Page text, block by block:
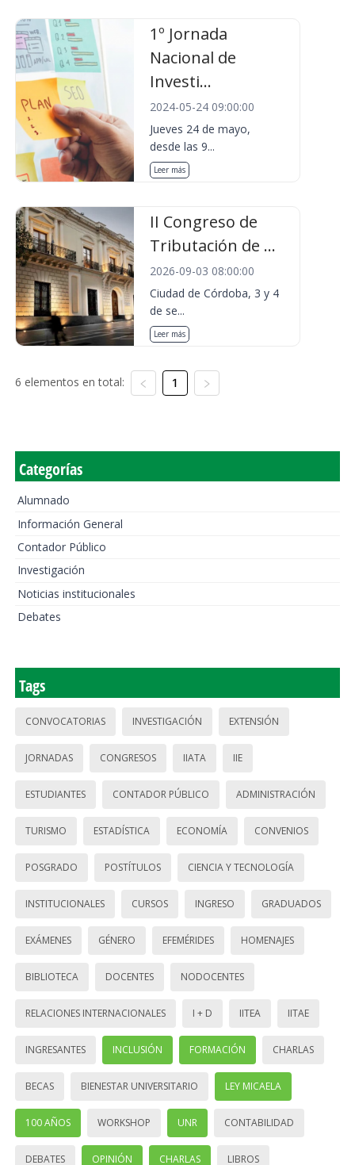
1º Jornada
Nacional de
Investi...
2024-05-24 09:00:00
Jueves 24 de mayo,
desde las 9...
Leer más
II Congreso de
Tributación de ...
2026-09-03 08:00:00
Ciudad de Córdoba, 3 y 4
de se...
Leer más
6 elementos en total: 1
Categorías
Alumnado
Información General
Contador Público
Investigación
Noticias institucionales
Debates
Tags
CONVOCATORIAS INVESTIGACIÓN EXTENSIÓN
JORNADAS CONGRESOS IIATA IIE
ESTUDIANTES CONTADOR PÚBLICO ADMINISTRACIÓN
TURISMO ESTADÍSTICA ECONOMÍA CONVENIOS
POSGRADO POSTÍTULOS CIENCIA Y TECNOLOGÍA
INSTITUCIONALES CURSOS INGRESO GRADUADOS
EXÁMENES GÉNERO EFEMÉRIDES HOMENAJES
BIBLIOTECA DOCENTES NODOCENTES
RELACIONES INTERNACIONALES I + D IITEA IITAE
INGRESANTES INCLUSIÓN FORMACIÓN CHARLAS
BECAS BIENESTAR UNIVERSITARIO LEY MICAELA
100 AÑOS WORKSHOP UNR CONTABILIDAD
DEBATES OPINIÓN CHARLAS LIBROS